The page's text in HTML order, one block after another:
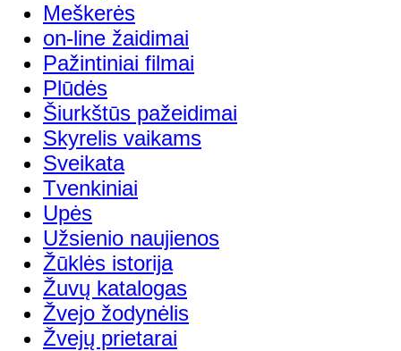
Meškerės
on-line žaidimai
Pažintiniai filmai
Plūdės
Šiurkštūs pažeidimai
Skyrelis vaikams
Sveikata
Tvenkiniai
Upės
Užsienio naujienos
Žūklės istorija
Žuvų katalogas
Žvejo žodynėlis
Žvejų prietarai